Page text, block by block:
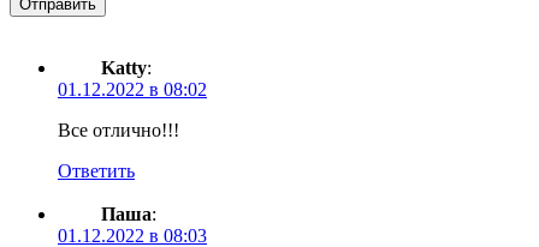
Katty:
01.12.2022 в 08:02
Все отлично!!!
Ответить
Паша:
01.12.2022 в 08:03